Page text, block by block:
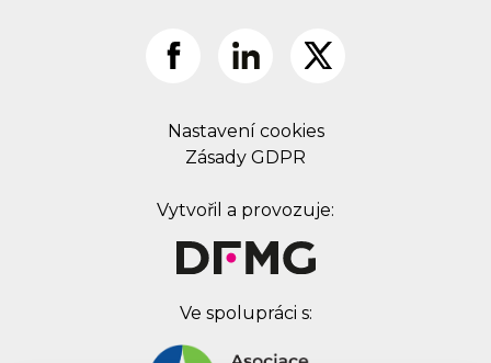
Nastavení cookies
Zásady GDPR
Vytvořil a provozuje:
Ve spolupráci s: